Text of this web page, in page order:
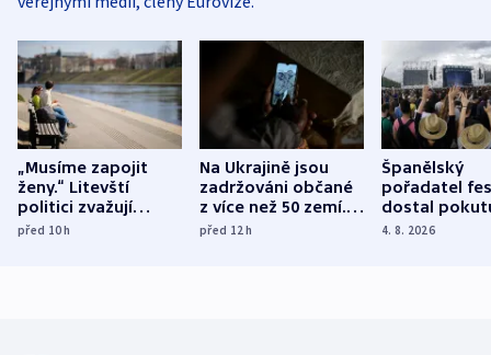
„Musíme zapojit
ženy.“ Litevští
politici zvažují
dohodu o
před 10h
Na Ukrajině jsou
zadržováni občané
z více než 50 zemí.
Bojovali na straně
před 12h
Španělský
pořadatel
dostal
nekalé
4. 8. 2026